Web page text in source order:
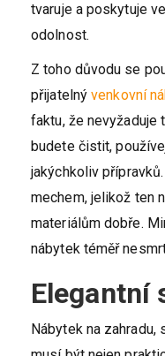
tvaruje a poskytuje
odolnost.
Z toho důvodu se
přijatelnývenkovní
faktu, že nevyžaduje
budete čistit,
jakýchkoliv
mechem, jelikož ten
materiálům dobře.
nábytek téměř
Elegantní
Nábytek na zahradu,